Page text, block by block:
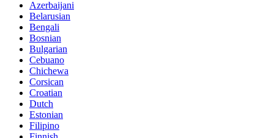
Azerbaijani
Belarusian
Bengali
Bosnian
Bulgarian
Cebuano
Chichewa
Corsican
Croatian
Dutch
Estonian
Filipino